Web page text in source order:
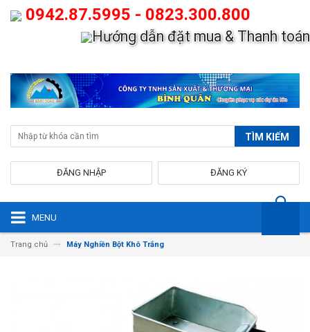
0942.87.5995 - 0823.300.800
Hướng dẫn đặt mua & Thanh toán
TÌM KIẾM
ĐĂNG KÝ
ĐĂNG NHẬP
MENU
Trang chủ Máy Nghiền Bột Khô Trắng